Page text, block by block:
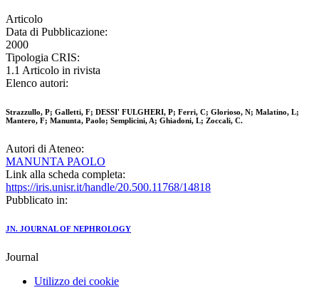
Articolo
Data di Pubblicazione:
2000
Tipologia CRIS:
1.1 Articolo in rivista
Elenco autori:
Strazzullo, P; Galletti, F; DESSI' FULGHERI, P; Ferri, C; Glorioso, N; Malatino, L;
Mantero, F; Manunta, Paolo; Semplicini, A; Ghiadoni, L; Zoccali, C.
Autori di Ateneo:
MANUNTA PAOLO
Link alla scheda completa:
https://iris.unisr.it/handle/20.500.11768/14818
Pubblicato in:
JN. JOURNAL OF NEPHROLOGY
Journal
Utilizzo dei cookie